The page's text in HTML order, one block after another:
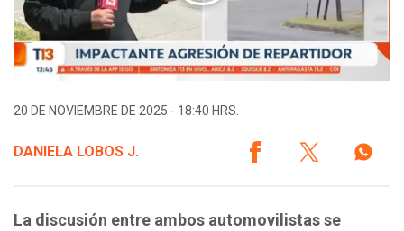
20 DE NOVIEMBRE DE 2025 - 18:40 HRS.
DANIELA LOBOS J.
La discusión entre ambos automovilistas se